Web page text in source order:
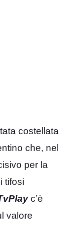
costellata
che, nel
per la
tifosi
c’è
valore